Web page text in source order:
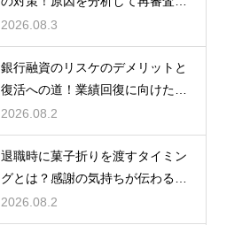
狙う
2026.08.3
銀行融資のリスケのデメリットと
復活への道！業績回復に向けた事
業計画
2026.08.2
退職時に菓子折りを渡すタイミン
グとは？感謝の気持ちが伝わる正
しいマナー
2026.08.2